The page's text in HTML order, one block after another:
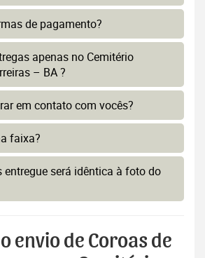
de pagamento?
apenas no Cemitério
– BA ?
em contato com vocês?
faixa?
entregue será idêntica à foto do
envio de Coroas de